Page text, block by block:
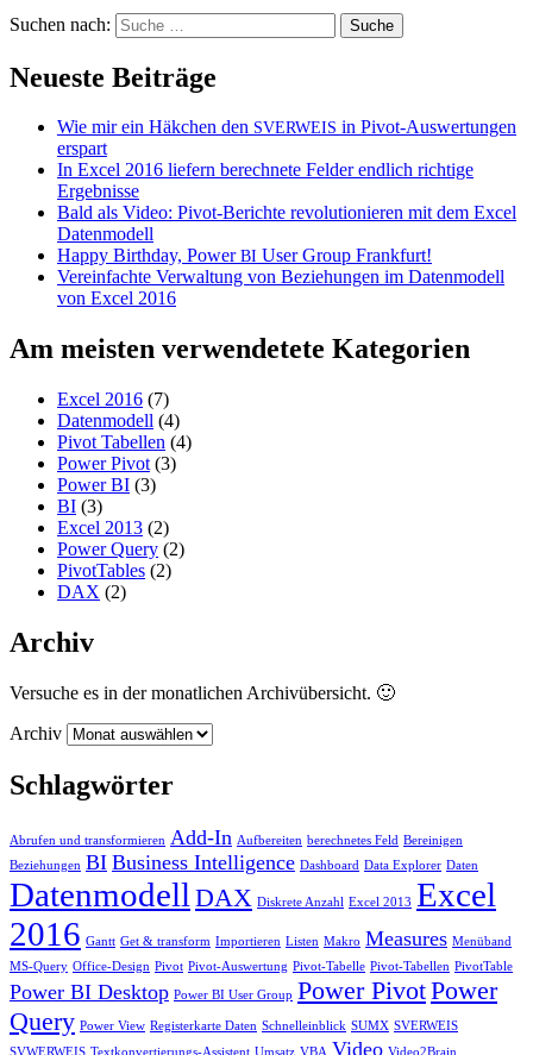
Suchen nach:
Neueste Beiträge
Wie mir ein Häkchen den SVERWEIS in Pivot-Auswertungen
erspart
In Excel 2016 liefern berechnete Felder endlich richtige
Ergebnisse
Bald als Video: Pivot-Berichte revolutionieren mit dem Excel
Datenmodell
Happy Birthday, PowerBI User Group Frankfurt!
Vereinfachte Verwaltung von Beziehungen im Datenmodell
von Excel 2016
Am meisten verwendetete Kategorien
Excel 2016 (7)
Datenmodell (4)
Pivot Tabellen (4)
Power Pivot (3)
Power BI (3)
BI (3)
Excel 2013 (2)
Power Query (2)
PivotTables (2)
DAX (2)
Archiv
Versuche es in der monatlichen Archivübersicht. 🙂
Archiv
Schlagwörter
Abrufen und transformieren Add-In Aufbereiten berechnetes Feld Bereinigen
Beziehungen BI Business Intelligence Dashboard Data Explorer Daten
Datenmodell DAX Diskrete Anzahl Excel 2013 Excel
2016 Gantt Get & transform Importieren Listen Makro Measures Menüband
MS-Query Office-Design Pivot Pivot-Auswertung Pivot-Tabelle Pivot-Tabellen PivotTable
Power BI Desktop Power BI User Group Power PivotPower
Query Power View Registerkarte Daten Schnelleinblick SUMX SVERWEIS
SVWERWEIS Textkonvertierungs-Assistent Umsatz VBA Video Video2Brain